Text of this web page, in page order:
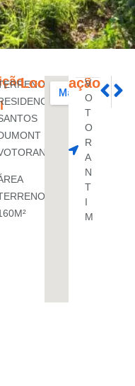
Localização
V
O
T
O
R
A
N
T
I
M
CASA